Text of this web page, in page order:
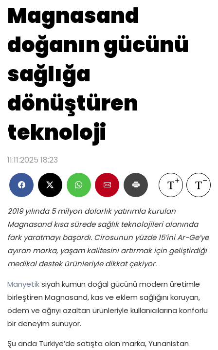
Magnasand
doğanın gücünü
sağlığa
dönüştüren
teknoloji
11:11:2025 18:23
2019 yılında 5 milyon dolarlık yatırımla kurulan
Magnasand kısa sürede sağlık teknolojileri alanında
fark yaratmayı başardı. Cirosunun yüzde 15’ini Ar-Ge’ye
ayıran marka, yaşam kalitesini artırmak için geliştirdiği
medikal destek ürünleriyle dikkat çekiyor.
Manyetiksiyah kumun doğal gücünü modern üretimle
birleştiren Magnasand, kas ve eklem sağlığını koruyan,
ödem ve ağrıyı azaltan ürünleriyle kullanıcılarına konforlu
bir deneyim sunuyor.
Şu anda Türkiye’de satışta olan marka, Yunanistan